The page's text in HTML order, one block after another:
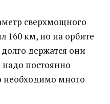
сверхмощного
160 км, но на орбите
держатся они
надо постоянно
необходимо много